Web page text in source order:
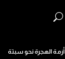
أزمة الهجرة نحو سبتة